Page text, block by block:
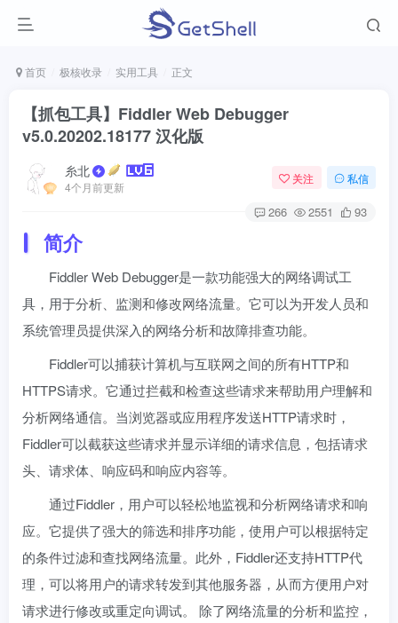
首页 极核收录 实用工具 正文
【抓包工具】Fiddler Web Debugger
v5.0.20202.18177 汉化版
糸北
4个月前更新
关注 私信
266 2551 93
简介
Fiddler Web Debugger是一款功能强大的网络调试工
具，用于分析、监测和修改网络流量。它可以为开发人员和
系统管理员提供深入的网络分析和故障排查功能。
Fiddler可以捕获计算机与互联网之间的所有HTTP和
HTTPS请求。它通过拦截和检查这些请求来帮助用户理解和
分析网络通信。当浏览器或应用程序发送HTTP请求时，
Fiddler可以截获这些请求并显示详细的请求信息，包括请求
头、请求体、响应码和响应内容等。
通过Fiddler，用户可以轻松地监视和分析网络请求和响
应。它提供了强大的筛选和排序功能，使用户可以根据特定
的条件过滤和查找网络流量。此外，Fiddler还支持HTTP代
理，可以将用户的请求转发到其他服务器，从而方便用户对
请求进行修改或重定向调试。 除了网络流量的分析和监控，